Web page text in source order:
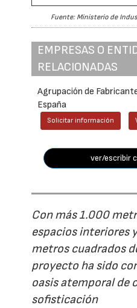
Fuente: Ministerio de
EMPRESAS O
RELACIONADAS
Agrupación de
España
Solicitar información
ver/escribir
Con más 1.000
espacios interiores
metros cuadrados
proyecto ha sido
oasis atemporal de
sofisticación